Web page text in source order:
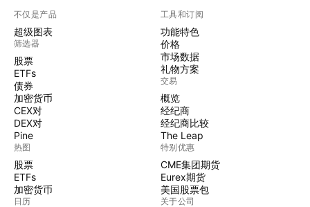
不仅是产品
超级图表
筛选器
股票
ETFs
债券
加密货币
CEX对
DEX对
Pine
热图
股票
ETFs
加密货币
日历
工具和订阅
功能特色
价格
市场数据
礼物方案
交易
概览
经纪商
经纪商比较
The Leap
特别优惠
CME集团期货
Eurex期货
美国股票包
关于公司